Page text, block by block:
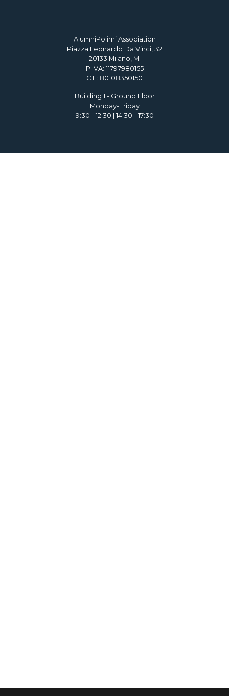
AlumniPolimi Association
Piazza Leonardo Da Vinci, 32
20133 Milano, MI
P.IVA: 11797980155
C.F: 80108350150
Building 1 - Ground Floor
Monday-Friday
9:30 - 12:30 | 14:30 - 17:30